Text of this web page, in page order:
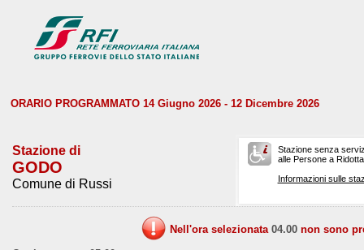
ORARIO PROGRAMMATO 14 Giugno 2026 - 12 Dicembre 2026
Stazione di
GODO
Comune di Russi
Stazione senza
alle Persone a
Informazioni sulle
Nell'ora selezionata 04.00 non sono